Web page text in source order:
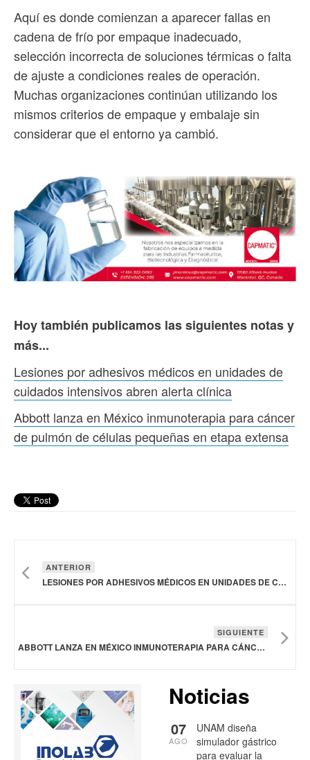
Aquí es donde comienzan a aparecer fallas en
cadena de frío por empaque inadecuado,
selección incorrecta de soluciones térmicas o falta
de ajuste a condiciones reales de operación.
Muchas organizaciones continúan utilizando los
mismos criterios de empaque y embalaje sin
considerar que el entorno ya cambió.
Hoy también publicamos las siguientes notas y
más...
Lesiones por adhesivos médicos en unidades de
cuidados intensivos abren alerta clínica
Abbott lanza en México inmunoterapia para cáncer
de pulmón de células pequeñas en etapa extensa
ANTERIOR
LESIONES POR ADHESIVOS MÉDICOS EN UNIDADES DE CUIDADOS INTENSIVOS ABREN ALERTA CLÍNICA
SIGUIENTE
ABBOTT LANZA EN MÉXICO INMUNOTERAPIA PARA CÁNCER DE PULMÓN DE CÉLULAS PEQUEÑAS EN ETAPA EXTENSA
Noticias
UNAM diseña
simulador gástrico
para evaluar la
07
AGO